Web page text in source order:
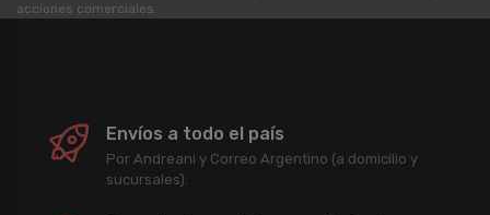
acciones comerciales.
Envíos a todo el país
Por Andreani y Correo Argentino (a domicilio y
sucursales).